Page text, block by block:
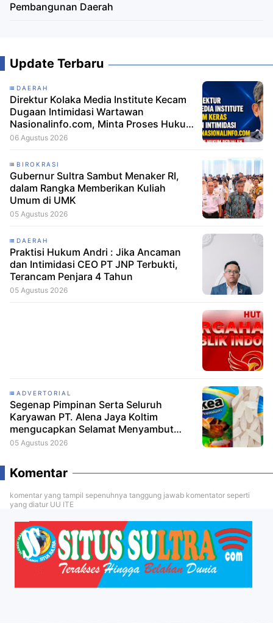
Pembangunan Daerah
Update Terbaru
DAERAH
Direktur Kolaka Media Institute Kecam
Dugaan Intimidasi Wartawan
Nasionalinfo.com, Minta Proses Hukum
Berjalan
06 Agustus 2026
BIROKRASI
Gubernur Sultra Sambut Menaker RI,
dalam Rangka Memberikan Kuliah
Umum di UMK
05 Agustus 2026
DAERAH
Praktisi Hukum Andri : Jika Ancaman
dan Intimidasi CEO PT JNP Terbukti,
Terancam Penjara 4 Tahun
05 Agustus 2026
ADVERTORIAL
Segenap Pimpinan Serta Seluruh
Karyawan PT. Alena Jaya Koltim
mengucapkan Selamat Menyambut
HUT RI ke-81
05 Agustus 2026
Komentar
komentar yang tampil sepenuhnya tanggung jawab komentator seperti
yang diatur UU ITE